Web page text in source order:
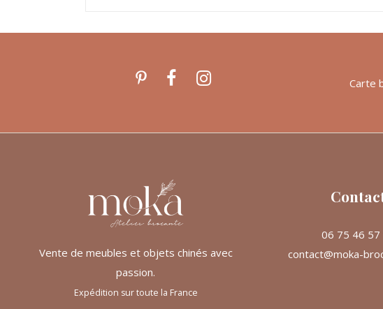
Vente de meubles et objets chinés avec
passion.
Expédition sur toute la France
06 75 46 57
contact@moka-
Carte